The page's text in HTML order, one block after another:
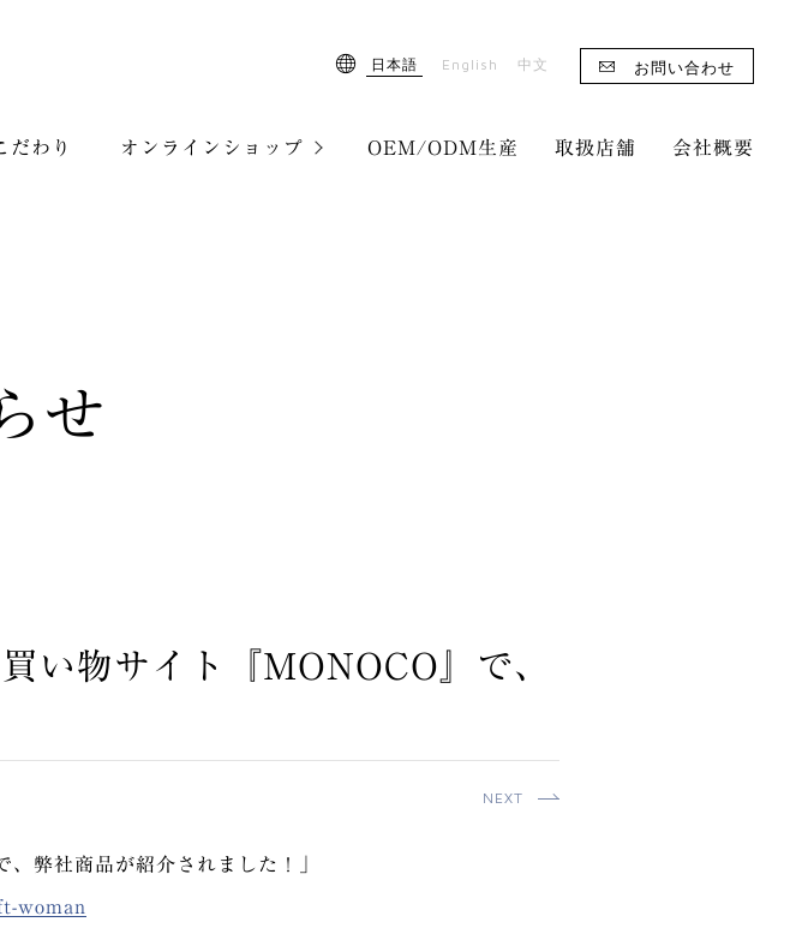
English
日本語 中文
だわり オンラインショップ OEM/ODM生産 取扱店舗 会社概要
お問い合わせ
せ
い物サイト『MONOCO』で、
NEXT
弊社商品が紹介されました！」
woman